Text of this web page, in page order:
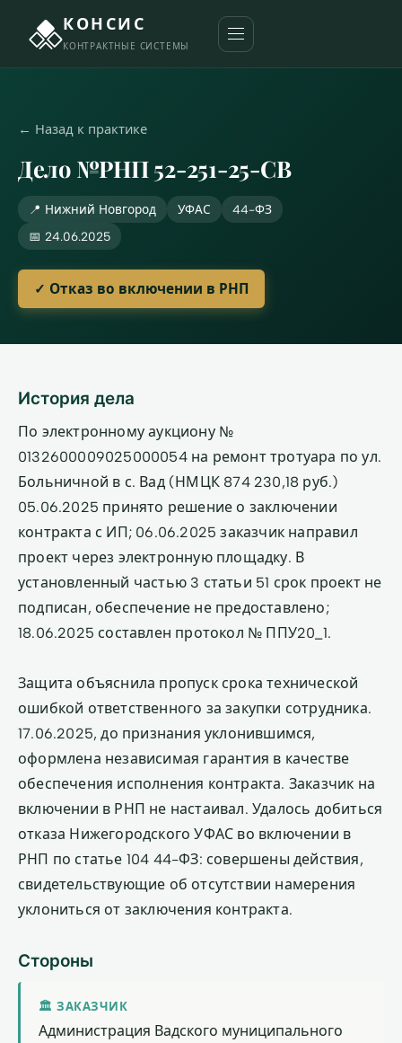
КОНСИС
КОНТРАКТНЫЕ СИСТЕМЫ
← Назад к практике
Дело №РНП 52-251-25-СВ
📍 Нижний Новгород УФАС
44-ФЗ
📅 24.06.2025
✓ Отказ во включении в РНП
История дела
По электронному аукциону №
0132600009025000054 на ремонт тротуара по ул.
Больничной в с. Вад (НМЦК 874 230,18 руб.)
05.06.2025 принято решение о заключении
контракта с ИП; 06.06.2025 заказчик направил
проект через электронную площадку. В
установленный частью 3 статьи 51 срок проект не
подписан, обеспечение не предоставлено;
18.06.2025 составлен протокол № ППУ20_1.
Защита объяснила пропуск срока технической
ошибкой ответственного за закупки сотрудника.
17.06.2025, до признания уклонившимся,
оформлена независимая гарантия в качестве
обеспечения исполнения контракта. Заказчик на
включении в РНП не настаивал. Удалось добиться
отказа Нижегородского УФАС во включении в
РНП по статье 104 44-ФЗ: совершены действия,
свидетельствующие об отсутствии намерения
уклониться от заключения контракта.
Стороны
🏛 ЗАКАЗЧИК
Администрация Вадского муниципального